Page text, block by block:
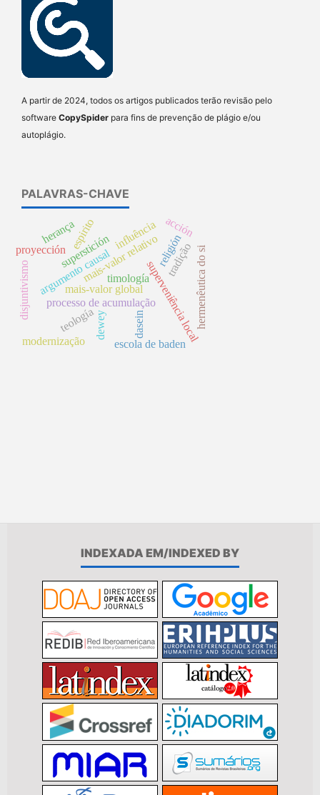
A partir de 2024, todos os artigos publicados terão revisão pelo
software CopySpider para fins de prevenção de plágio e/ou
autoplágio.
PALAVRAS-CHAVE
argumento causal
superstición
proyección
processo de acumulação
mais-valor global
mais-valor relativo
superveniência local
disjuntivismo
religión
dewey
teología
espirito influência
escola de baden
dasein
herança
modernização
tradiçãohermenêutica do si
timología
acción
INDEXADA EM/INDEXED BY